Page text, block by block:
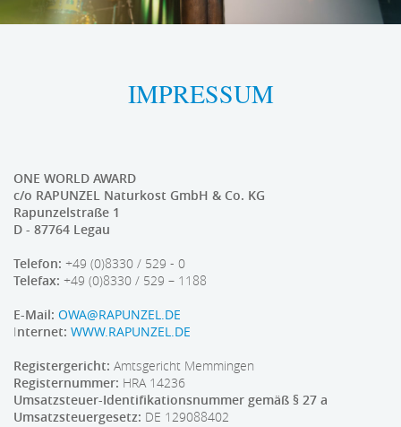
IMPRESSUM
ONE WORLD AWARD
c/o RAPUNZEL Naturkost GmbH & Co. KG
Rapunzelstraße 1
D - 87764 Legau
Telefon: +49 (0)8330 / 529 - 0
Telefax: +49 (0)8330 / 529 – 1188
E-Mail: OWA@RAPUNZEL.DE
Internet: WWW.RAPUNZEL.DE
Registergericht: Amtsgericht Memmingen
Registernummer: HRA 14236
Umsatzsteuer-Identifikationsnummer gemäß § 27 a
Umsatzsteuergesetz: DE 129088402